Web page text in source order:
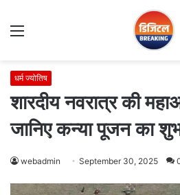
Menu
धर्म ज्योतिष
शारदीय नवरात्र की
जानिए कन्या पूजन का
webadmin September 30, 2025